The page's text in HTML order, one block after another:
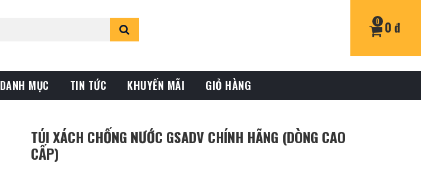
0 0 đ
DANH MỤC TIN TỨC KHUYẾN MÃI GIỎ HÀNG
TÚI XÁCH CHỐNG NƯỚC GSADV CHÍNH HÃNG (DÒNG CAO
CẤP)